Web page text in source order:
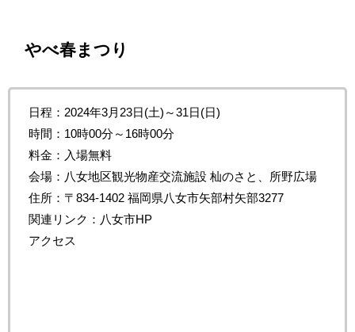
やべ春まつり
日程：2024年3月23日(土)～31日(日)
時間：10時00分～16時00分
料金：入場無料
会場：八女地区観光物産交流施設 杣のさと、所野広場
住所：〒834-1402 福岡県八女市矢部村矢部3277
関連リンク：八女市HP
アクセス